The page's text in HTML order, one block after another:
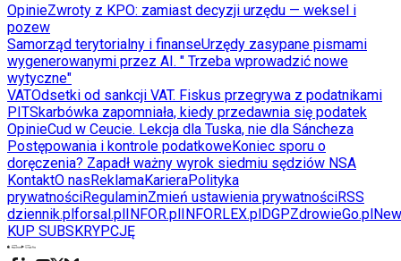
OpinieZwroty z KPO: zamiast decyzji urzędu — weksel i
pozew
Samorząd terytorialny i finanseUrzędy zasypane pismami
wygenerowanymi przez AI. " Trzeba wprowadzić nowe
wytyczne"
VATOdsetki od sankcji VAT. Fiskus przegrywa z podatnikami
PITSkarbówka zapomniała, kiedy przedawnia się podatek
OpinieCud w Ceucie. Lekcja dla Tuska, nie dla Sáncheza
Postępowania i kontrole podatkoweKoniec sporu o
doręczenia? Zapadł ważny wyrok siedmiu sędziów NSA
KontaktO nasReklamaKarieraPolityka
prywatnościRegulaminZmień ustawienia prywatnościRSS
dziennik.plforsal.plINFOR.plINFORLEX.plDGPZdrowieGo.pl
KUP SUBSKRYPCJĘ